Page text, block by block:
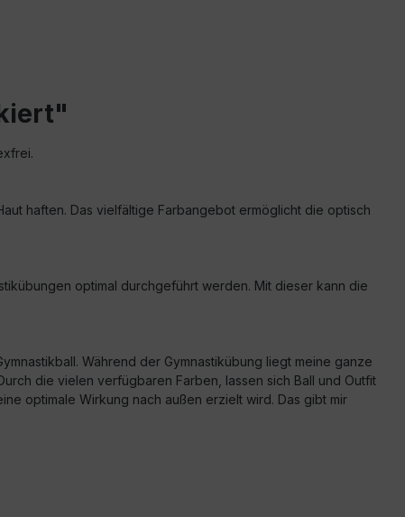
haften. Das vielfältige Farbangebot ermöglicht die optisch
optimal durchgeführt werden. Mit dieser kann die
Während der Gymnastikübung liegt meine ganze
die vielen verfügbaren Farben, lassen sich Ball und Outfit
optimale Wirkung nach außen erzielt wird. Das gibt mir